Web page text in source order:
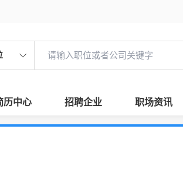
历中心 招聘企业 职场资讯